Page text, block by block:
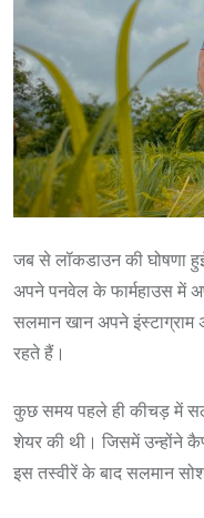
जब से लॉकडाउन की घोषणा
अपने पनवेल के फार्महाउस में
सलमान खान अपने इंस्टाग्राम
रहते हैं।
कुछ समय पहले ही कीचड़ में
शेयर की थी। जिसमें उन्होंने
इस तस्वीरें के बाद सलमान